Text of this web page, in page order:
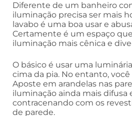
Diferente de um banheiro
iluminação precisa ser mais
lavabo é uma boa usar e
Certamente é um espaço
iluminação mais cênica e
O básico é usar uma
cima da pia. No entanto,
Aposte em arandelas nas
iluminação ainda mais difusa
contracenando com os
de parede.